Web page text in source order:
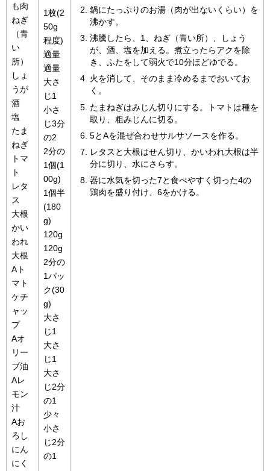
も肉
ねぎ
（青
い
所）
しょ
うが
酒
塩
たま
ねぎ
トマ
ト
レタ
ス
大根
かい
われ
大根
Aト
マト
ケチ
ャッ
プ
Aオ
リー
ブ油
Aレ
モン
汁
Aお
ろし
にん
にく
1枚(2
50g
程度)
適量
適量
大さ
じ1
小さ
じ3分
の2
2分の
1個(1
00g)
1個半
(180
g)
120g
120g
2分の
1パッ
ク(30
g)
大さ
じ1
大さ
じ1
大さ
じ2分
の1
少々
小さ
じ2分
の1
鍋にたっぷりのお湯（肉が出ないくらい）を
沸かす。
沸騰したら、1、ねぎ（青い所）、しょう
が、酒、塩を加える。煮立ったらアクを除
き、ふたをして弱火で10分ほどゆでる。
火を消して、そのまま冷めるまでおいてお
く。
たまねぎはみじん切りにする。トマトは種を
取り、粗みじんに切る。
5とAを混ぜ合わせサルサソースを作る。
レタスと大根はせん切り、かいわれ大根は半
分に切り、水にさらす。
器に水気を切った7と食べやすく切った4の
鶏肉を盛り付け、6をかける。